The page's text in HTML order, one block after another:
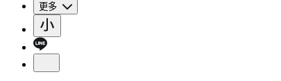
更多